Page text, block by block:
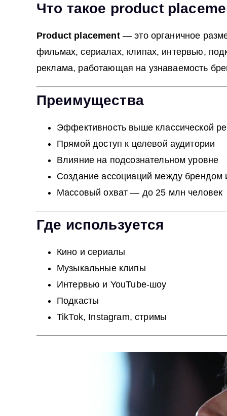
Что такое product
Product placement— это органичное
фильмах, сериалах, клипах, интервью,
реклама, работающая на узнаваемость
Преимущества
Эффективность выше классической
Прямой доступ к целевой аудитории
Влияние на подсознательном уровне
Создание ассоциаций между брендом
Массовый охват — до 25 млн человек
Где используется
Кино и сериалы
Музыкальные клипы
Интервью и YouTube‑шоу
Подкасты
TikTok, Instagram, стримы